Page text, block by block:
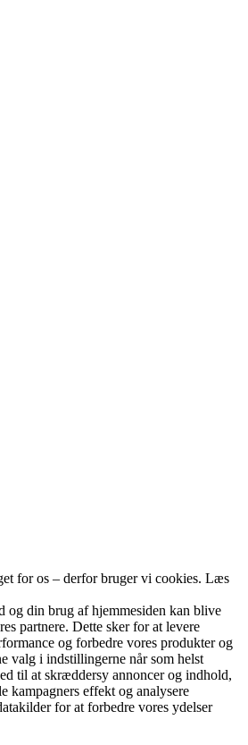
for os – derfor bruger vi cookies. Læs
og din brug af hjemmesiden kan blive
partnere. Dette sker for at levere
og forbedre vores produkter og
valg i indstillingerne når som helst
til at skræddersy annoncer og indhold,
kampagners effekt og analysere
for at forbedre vores ydelser